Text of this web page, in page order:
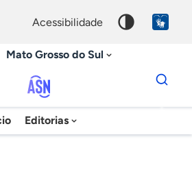
acessibilidade
Mato Grosso do Sul
Agência
Sebrae
Editorias
Dados
para
chave